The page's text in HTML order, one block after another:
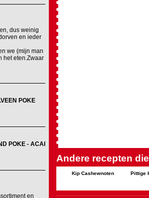
dus weinig
en ieder
we (mijn man
het eten.Zwaar
POKE
POKE - ACAI
en
Andere recepten
Kip Cashewnoten Pittige